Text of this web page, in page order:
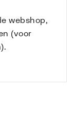
webshop,
(voor